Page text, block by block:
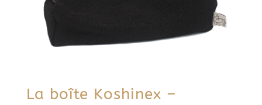
La boîte Koshinex –